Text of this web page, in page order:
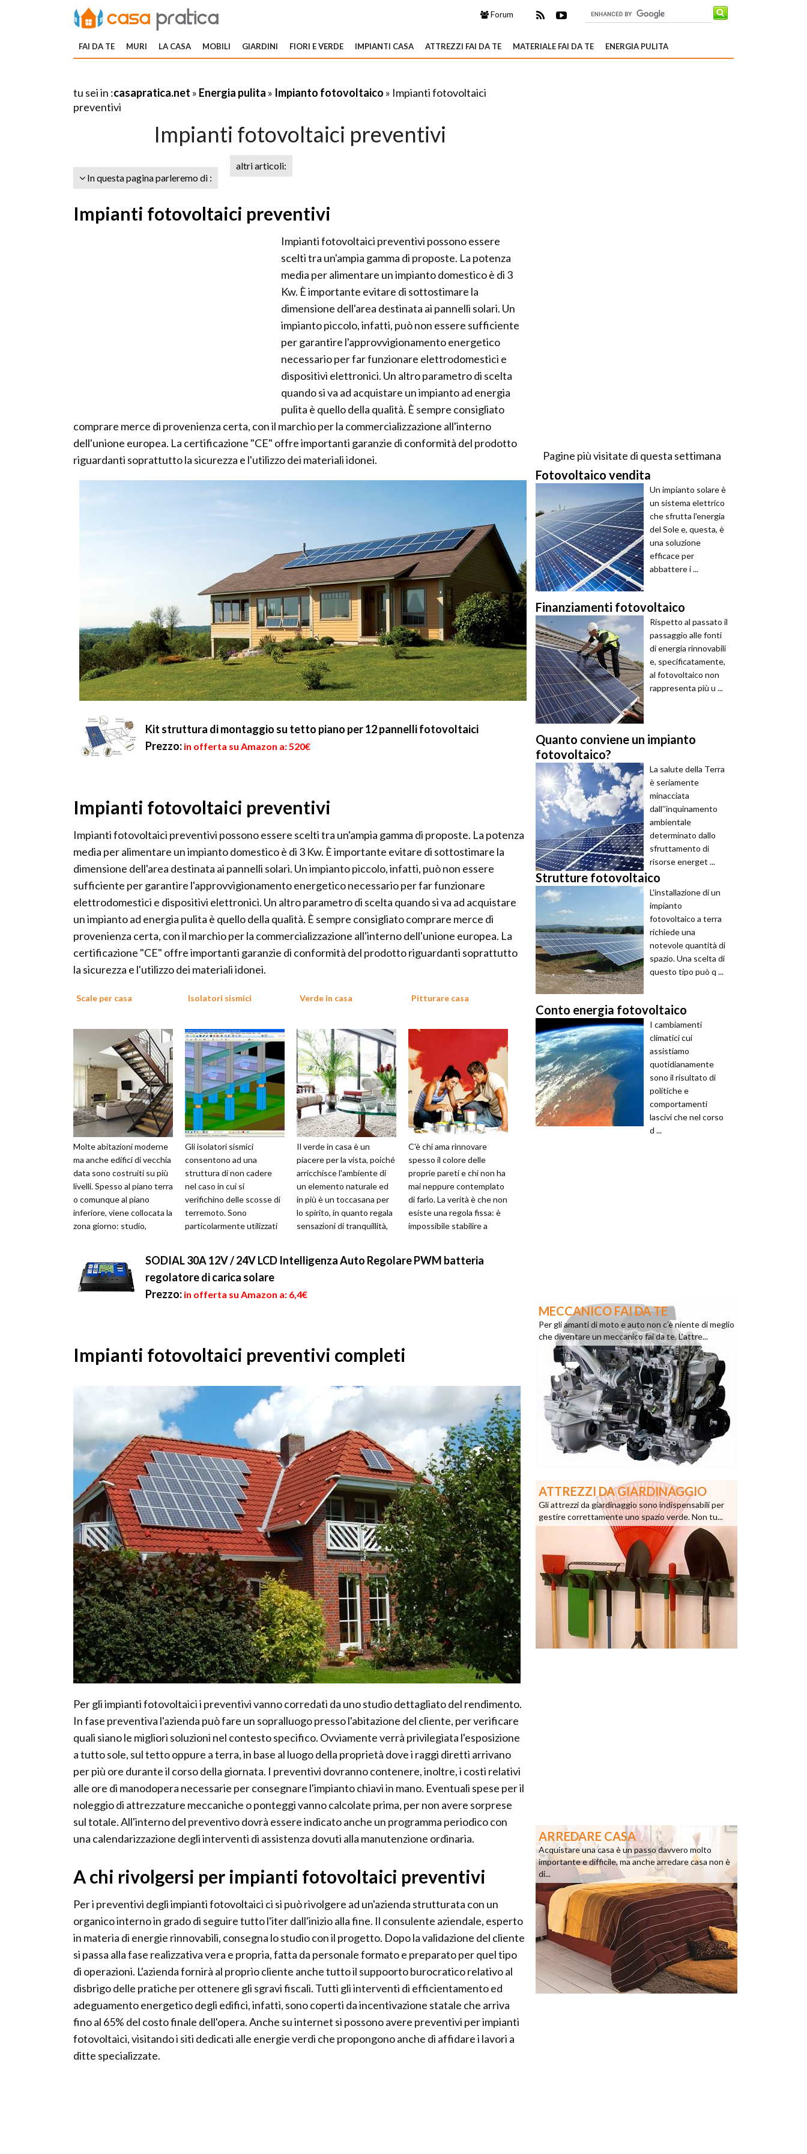
Forum
FAI DA TE MURI LA CASA MOBILI GIARDINI FIORI E VERDE IMPIANTI CASA ATTREZZI FAI DA TE MATERIALE FAI DA TE ENERGIA PULITA
tu sei in :casapratica.net » Energia pulita » Impianto fotovoltaico » Impianti fotovoltaici
preventivi
Impianti fotovoltaici preventivi
In questa pagina parleremo di :
altri articoli:
Impianti fotovoltaici preventivi
Impianti fotovoltaici preventivi possono essere
scelti tra un'ampia gamma di proposte. La potenza
media per alimentare un impianto domestico è di 3
Kw. È importante evitare di sottostimare la
dimensione dell'area destinata ai pannelli solari. Un
impianto piccolo, infatti, può non essere sufficiente
per garantire l'approvvigionamento energetico
necessario per far funzionare elettrodomestici e
dispositivi elettronici. Un altro parametro di scelta
quando si va ad acquistare un impianto ad energia
pulita è quello della qualità. È sempre consigliato
comprare merce di provenienza certa, con il marchio per la commercializzazione all'interno
dell'unione europea. La certificazione "CE" offre importanti garanzie di conformità del prodotto
riguardanti soprattutto la sicurezza e l'utilizzo dei materiali idonei.
Kit struttura di montaggio su tetto piano per 12 pannelli fotovoltaici
Prezzo: in offerta su Amazon a: 520€
Impianti fotovoltaici preventivi
Impianti fotovoltaici preventivi possono essere scelti tra un'ampia gamma di proposte. La potenza
media per alimentare un impianto domestico è di 3 Kw. È importante evitare di sottostimare la
dimensione dell'area destinata ai pannelli solari. Un impianto piccolo, infatti, può non essere
sufficiente per garantire l'approvvigionamento energetico necessario per far funzionare
elettrodomestici e dispositivi elettronici. Un altro parametro di scelta quando si va ad acquistare
un impianto ad energia pulita è quello della qualità. È sempre consigliato comprare merce di
provenienza certa, con il marchio per la commercializzazione all'interno dell'unione europea. La
certificazione "CE" offre importanti garanzie di conformità del prodotto riguardanti soprattutto
la sicurezza e l'utilizzo dei materiali idonei.
Scale per casa
Molte abitazioni moderne
ma anche edifici di vecchia
data sono costruiti su più
livelli. Spesso al piano terra
o comunque al piano
inferiore, viene collocata la
zona giorno: studio,
Isolatori sismici
Gli isolatori sismici
consentono ad una
struttura di non cadere
nel caso in cui si
verifichino delle scosse di
terremoto. Sono
particolarmente utilizzati
Verde in casa
Il verde in casa è un
piacere per la vista, poiché
arricchisce l'ambiente di
un elemento naturale ed
in più è un toccasana per
lo spirito, in quanto regala
sensazioni di tranquillità,
Pitturare casa
C'è chi ama rinnovare
spesso il colore delle
proprie pareti e chi non ha
mai neppure contemplato
di farlo. La verità è che non
esiste una regola fissa: è
impossibile stabilire a
SODIAL 30A 12V / 24V LCD Intelligenza Auto Regolare PWM batteria
regolatore di carica solare
Prezzo: in offerta su Amazon a: 6,4€
Impianti fotovoltaici preventivi completi
Per gli impianti fotovoltaici i preventivi vanno corredati da uno studio dettagliato del rendimento.
In fase preventiva l'azienda può fare un sopralluogo presso l'abitazione del cliente, per verificare
quali siano le migliori soluzioni nel contesto specifico. Ovviamente verrà privilegiata l'esposizione
a tutto sole, sul tetto oppure a terra, in base al luogo della proprietà dove i raggi diretti arrivano
per più ore durante il corso della giornata. I preventivi dovranno contenere, inoltre, i costi relativi
alle ore di manodopera necessarie per consegnare l'impianto chiavi in mano. Eventuali spese per il
noleggio di attrezzature meccaniche o ponteggi vanno calcolate prima, per non avere sorprese
sul totale. All'interno del preventivo dovrà essere indicato anche un programma periodico con
una calendarizzazione degli interventi di assistenza dovuti alla manutenzione ordinaria.
A chi rivolgersi per impianti fotovoltaici preventivi
Per i preventivi degli impianti fotovoltaici ci si può rivolgere ad un'azienda strutturata con un
organico interno in grado di seguire tutto l'iter dall'inizio alla fine. Il consulente aziendale, esperto
in materia di energie rinnovabili, consegna lo studio con il progetto. Dopo la validazione del cliente
si passa alla fase realizzativa vera e propria, fatta da personale formato e preparato per quel tipo
di operazioni. L'azienda fornirà al proprio cliente anche tutto il suppoorto burocratico relativo al
disbrigo delle pratiche per ottenere gli sgravi fiscali. Tutti gli interventi di efficientamento ed
adeguamento energetico degli edifici, infatti, sono coperti da incentivazione statale che arriva
fino al 65% del costo finale dell'opera. Anche su internet si possono avere preventivi per impianti
fotovoltaici, visitando i siti dedicati alle energie verdi che propongono anche di affidare i lavori a
ditte specializzate.
Pagine più visitate di questa settimana
Fotovoltaico vendita
Un impianto solare è
un sistema elettrico
che sfrutta l'energia
del Sole e, questa, è
una soluzione
efficace per
abbattere i ...
Finanziamenti fotovoltaico
Rispetto al passato il
passaggio alle fonti
di energia rinnovabili
e, specificatamente,
al fotovoltaico non
rappresenta più u ...
Quanto conviene un impianto
fotovoltaico?
La salute della Terra
è seriamente
minacciata
dall’’inquinamento
ambientale
determinato dallo
sfruttamento di
risorse energet ...
Strutture fotovoltaico
L'installazione di un
impianto
fotovoltaico a terra
richiede una
notevole quantità di
spazio. Una scelta di
questo tipo può q ...
Conto energia fotovoltaico
I cambiamenti
climatici cui
assistiamo
quotidianamente
sono il risultato di
politiche e
comportamenti
lascivi che nel corso
d ...
MECCANICO FAI DA TE
Per gli amanti di moto e auto non c’è niente di meglio
che diventare un meccanico fai da te. L’attre...
ATTREZZI DA GIARDINAGGIO
Gli attrezzi da giardinaggio sono indispensabili per
gestire correttamente uno spazio verde. Non tu...
ARREDARE CASA
Acquistare una casa è un passo davvero molto
importante e difficile, ma anche arredare casa non è
di...